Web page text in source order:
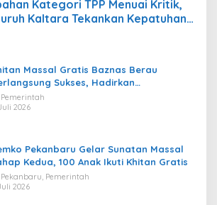
Kategori TPP Menuai Kritik,
Kaltara Tekankan Kepatuhan
Gratis Baznas Berau
Sukses, Hadirkan
bagi Puluhan Anak
Pemerintah
2026
Pekanbaru Gelar Sunatan Massal
Kedua, 100 Anak Ikuti Khitan Gratis
Pekanbaru, Pemerintah
2026